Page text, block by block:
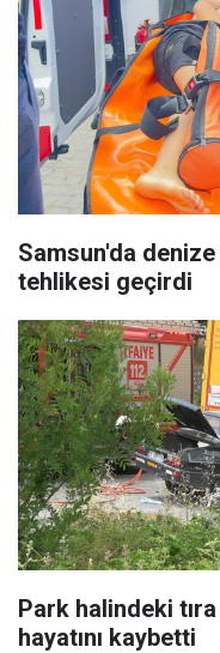
Samsun'da
tehlikesi geçirdi
Park halindeki
hayatını kaybetti